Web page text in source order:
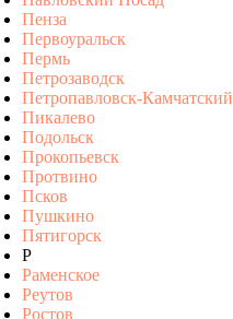
Пенза
Первоуральск
Пермь
Петрозаводск
Петропавловск-Камчатский
Пикалево
Подольск
Прокопьевск
Протвино
Псков
Пушкино
Пятигорск
Р
Раменское
Реутов
Ростов